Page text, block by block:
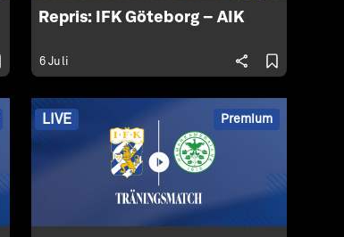
Repris: IFK Göteborg – AIK
6 Juli
LIVE Premium